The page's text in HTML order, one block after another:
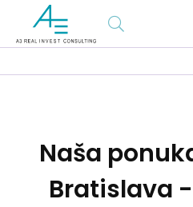
Naša
Bratislava